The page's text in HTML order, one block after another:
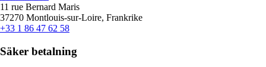
11 rue Bernard Maris
37270 Montlouis-sur-Loire, Frankrike
+33 1 86 47 62 58
Säker betalning